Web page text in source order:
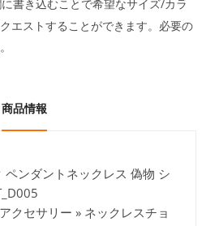
書き込むことで希望なサイズ/カラ
エストすることができます。必要の
商品情報
ペンダントネックレス 偽物 シ
クセサリー » ネックレスチョ